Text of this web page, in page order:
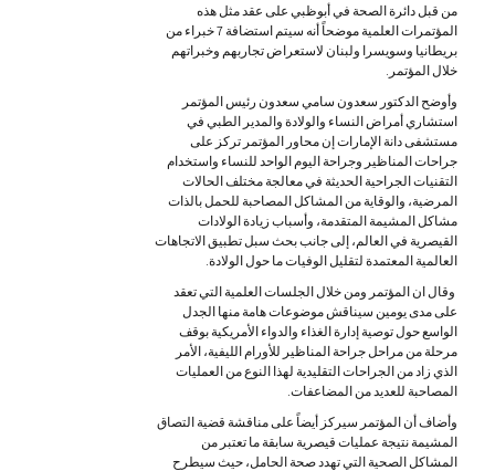
من قبل دائرة الصحة في أبوظبي على عقد مثل هذه
المؤتمرات العلمية موضحاً أنه سيتم استضافة 7 خبراء من
بريطانيا وسويسرا ولبنان لاستعراض تجاربهم وخبراتهم
خلال المؤتمر.
وأوضح الدكتور سعدون سامي سعدون رئيس المؤتمر
استشاري أمراض النساء والولادة والمدير الطبي في
مستشفى دانة الإمارات إن محاور المؤتمر تركز على
جراحات المناظير وجراحة اليوم الواحد للنساء واستخدام
التقنيات الجراحية الحديثة في معالجة مختلف الحالات
المرضية، والوقاية من المشاكل المصاحبة للحمل بالذات
مشاكل المشيمة المتقدمة، وأسباب زيادة الولادات
القيصرية في العالم، إلى جانب بحث سبل تطبيق الاتجاهات
العالمية المعتمدة لتقليل الوفيات ما حول الولادة.
وقال ان المؤتمر ومن خلال الجلسات العلمية التي تعقد
على مدى يومين سيناقش موضوعات هامة منها الجدل
الواسع حول توصية إدارة الغذاء والدواء الأمريكية بوقف
مرحلة من مراحل جراحة المناظير للأورام الليفية، الأمر
الذي زاد من الجراحات التقليدية لهذا النوع من العمليات
المصاحبة للعديد من المضاعفات.
وأضاف أن المؤتمر سيركز أيضاً على مناقشة قضية التصاق
المشيمة نتيجة عمليات قيصرية سابقة ما تعتبر من
المشاكل الصحية التي تهدد صحة الحامل، حيث سيطرح